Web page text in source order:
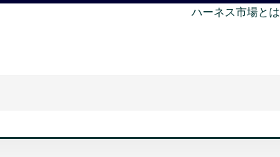
ハーネス市場とは